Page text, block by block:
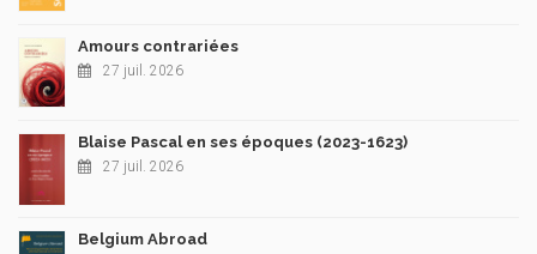
Amours contrariées
27 juil. 2026
Blaise Pascal en ses époques (2023-1623)
27 juil. 2026
Belgium Abroad